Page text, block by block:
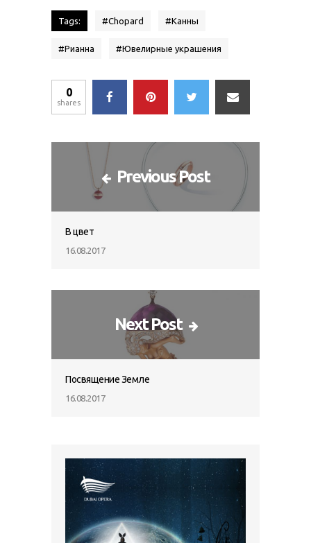
Tags: #Chopard #Канны
#Рианна #Ювелирные украшения
0
shares
Previous Post
В цвет
16.08.2017
Next Post
Посвящение Земле
16.08.2017